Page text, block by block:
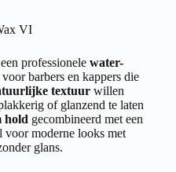
VI
professionele water-
barbers en kappers die
textuur willen
of glanzend te laten
hold gecombineerd met een
voor moderne looks met
glans.